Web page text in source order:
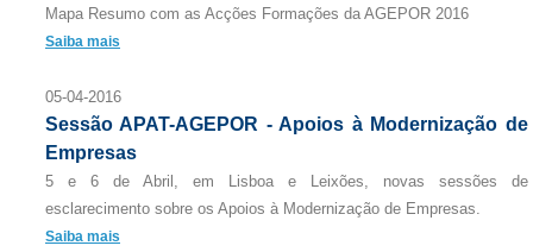
Mapa Resumo com as Acções Formações da AGEPOR 2016
Saiba mais
05-04-2016
Sessão APAT-AGEPOR - Apoios à Modernização de
Empresas
5 e 6 de Abril, em Lisboa e Leixões, novas sessões de
esclarecimento sobre os Apoios à Modernização de Empresas.
Saiba mais